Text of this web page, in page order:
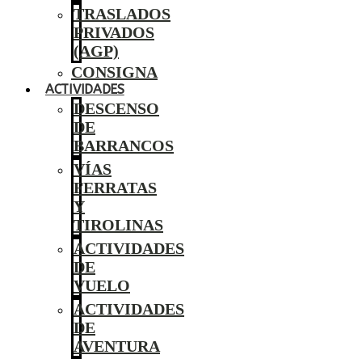
TRASLADOS
PRIVADOS
(AGP)
CONSIGNA
ACTIVIDADES
DESCENSO
DE
BARRANCOS
VÍAS
FERRATAS
Y
TIROLINAS
ACTIVIDADES
DE
VUELO
ACTIVIDADES
DE
AVENTURA